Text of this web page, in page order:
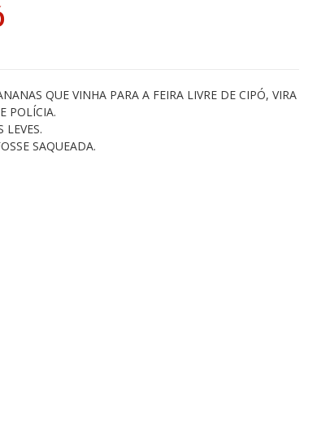
QUE VINHA PARA A FEIRA LIVRE DE CIPÓ, VIRA
POLÍCIA.
SAQUEADA.